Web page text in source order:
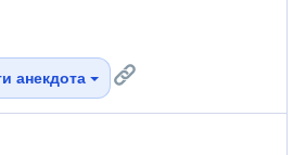
анекдота